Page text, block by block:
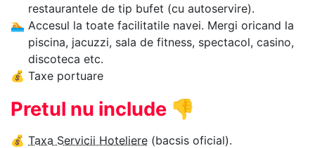
restaurantele de tip bufet (cu autoservire).
🏊‍ Accesul la toate facilitatile navei. Mergi oricand la
piscina, jacuzzi, sala de fitness, spectacol, casino,
discoteca etc.
💰 Taxe portuare
Pretul nu include 👎
💰 Taxa Servicii Hoteliere (bacsis oficial).